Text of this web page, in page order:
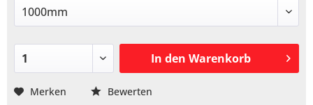
In den Warenkorb
Merken Bewerten